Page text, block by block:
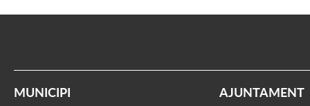
MUNICIPI AJUNTAMENT